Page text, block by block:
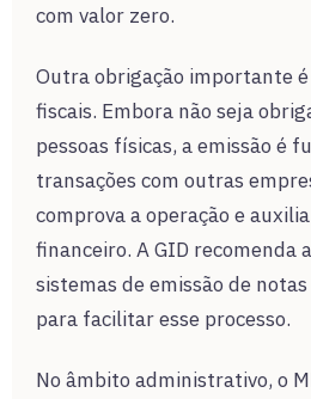
com valor zero.
Outra obrigação importante é
fiscais. Embora não seja
pessoas físicas, a emissão é
transações com outras
comprova a operação e
financeiro. A GID recomenda
sistemas de emissão de
para facilitar esse processo.
No âmbito administrativo, o